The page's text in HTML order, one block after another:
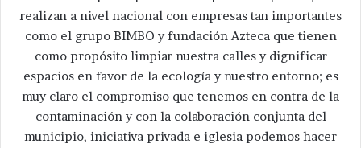
realizan a nivel nacional con empresas tan importantes
como el grupo BIMBO y fundación Azteca que tienen
como propósito limpiar nuestra calles y dignificar
espacios en favor de la ecología y nuestro entorno; es
muy claro el compromiso que tenemos en contra de la
contaminación y con la colaboración conjunta del
municipio, iniciativa privada e iglesia podemos hacer